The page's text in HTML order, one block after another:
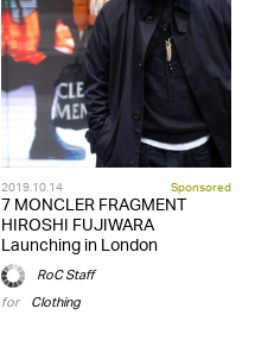
2019.10.14 Sponsored
7 MONCLER FRAGMENT
HIROSHI FUJIWARA
Launching in London
RoC Staff
for Clothing